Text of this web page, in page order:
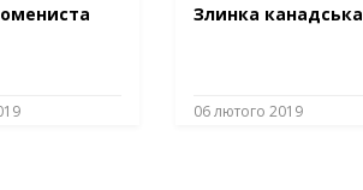
Злинка канадська
06 лютого 2019